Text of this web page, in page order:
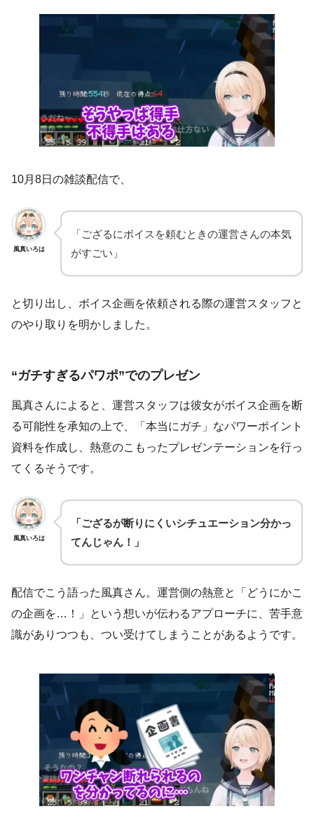
10月8日の雑談配信で、
風真いろは
「ござるにボイスを頼むときの運営さんの本気
がすごい」
と切り出し、ボイス企画を依頼される際の運営スタッフと
のやり取りを明かしました。
“ガチすぎるパワポ”でのプレゼン
風真さんによると、運営スタッフは彼女がボイス企画を断
る可能性を承知の上で、「本当にガチ」なパワーポイント
資料を作成し、熱意のこもったプレゼンテーションを行っ
てくるそうです。
風真いろは
「ござるが断りにくいシチュエーション分かっ
てんじゃん！」
配信でこう語った風真さん。運営側の熱意と「どうにかこ
の企画を…！」という想いが伝わるアプローチに、苦手意
識がありつつも、つい受けてしまうことがあるようです。